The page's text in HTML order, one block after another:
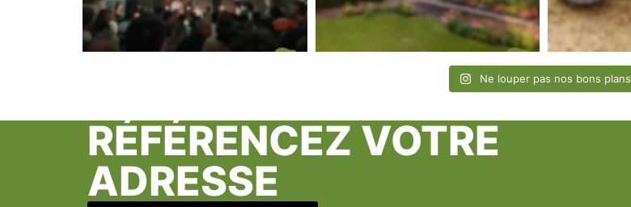
Ne louper pas nos bons plans
RÉFÉRENCEZ VOTRE
ADRESSE